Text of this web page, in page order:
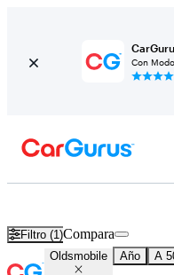
Con
Filtro (1)Compara
Oldsmobile Año A